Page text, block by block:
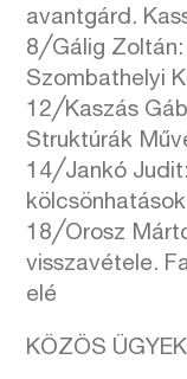
avantgárd.
8╱Gálig
Szombathelyi
12╱Kaszás
Struktúrák
14╱Jankó
18╱Orosz
visszavétele.
elé
KÖZÖS ÜGYEK